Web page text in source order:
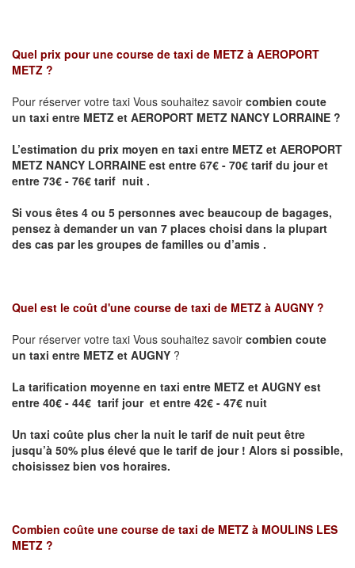
Quel prix pour une course de taxi de METZ à AEROPORT
METZ ?
Pour réserver votre taxi Vous souhaitez savoir combien coute
un taxi entre METZ et AEROPORT METZ NANCY LORRAINE ?
L’estimation du prix moyen en taxi entre METZ et AEROPORT
METZ NANCY LORRAINE est entre 67€ - 70€ tarif du jour et
entre 73€ - 76€ tarif nuit .
Si vous êtes 4 ou 5 personnes avec beaucoup de bagages,
pensez à demander un van 7 places choisi dans la plupart
des cas par les groupes de familles ou d’amis .
Quel est le coût d'une course de taxi de METZ à AUGNY ?
Pour réserver votre taxi Vous souhaitez savoir combien coute
un taxi entre METZ et AUGNY ?
La tarification moyenne en taxi entre METZ et AUGNY est
entre 40€ - 44€ tarif jour et entre 42€ - 47€ nuit
Un taxi coûte plus cher la nuit le tarif de nuit peut être
jusqu’à 50% plus élevé que le tarif de jour ! Alors si possible,
choisissez bien vos horaires.
Combien coûte une course de taxi de METZ à MOULINS LES
METZ ?